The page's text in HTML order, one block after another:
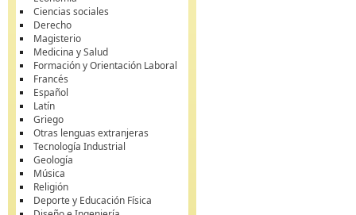
Ciencias sociales
Derecho
Magisterio
Medicina y Salud
Formación y Orientación Laboral
Francés
Español
Latín
Griego
Otras lenguas extranjeras
Tecnología Industrial
Geología
Música
Religión
Deporte y Educación Física